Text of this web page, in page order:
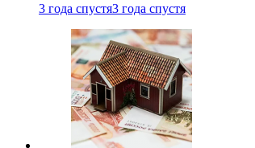
3 года спустя3 года спустя